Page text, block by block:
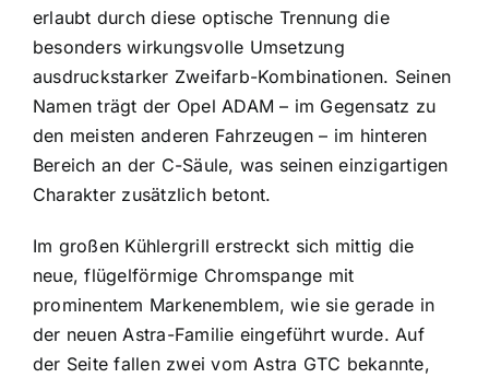
erlaubt durch diese optische Trennung die
besonders wirkungsvolle Umsetzung
ausdruckstarker Zweifarb-Kombinationen. Seinen
Namen trägt der Opel ADAM – im Gegensatz zu
den meisten anderen Fahrzeugen – im hinteren
Bereich an der C-Säule, was seinen einzigartigen
Charakter zusätzlich betont.
Im großen Kühlergrill erstreckt sich mittig die
neue, flügelförmige Chromspange mit
prominentem Markenemblem, wie sie gerade in
der neuen Astra-Familie eingeführt wurde. Auf
der Seite fallen zwei vom Astra GTC bekannte,